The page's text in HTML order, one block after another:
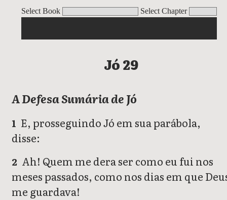
Select Book Select Chapter
Jó 29
A Defesa Sumária de Jó
1 E, prosseguindo Jó em sua parábola,
disse:
2 Ah! Quem me dera ser como eu fui nos
meses passados, como nos dias em que
me guardava!